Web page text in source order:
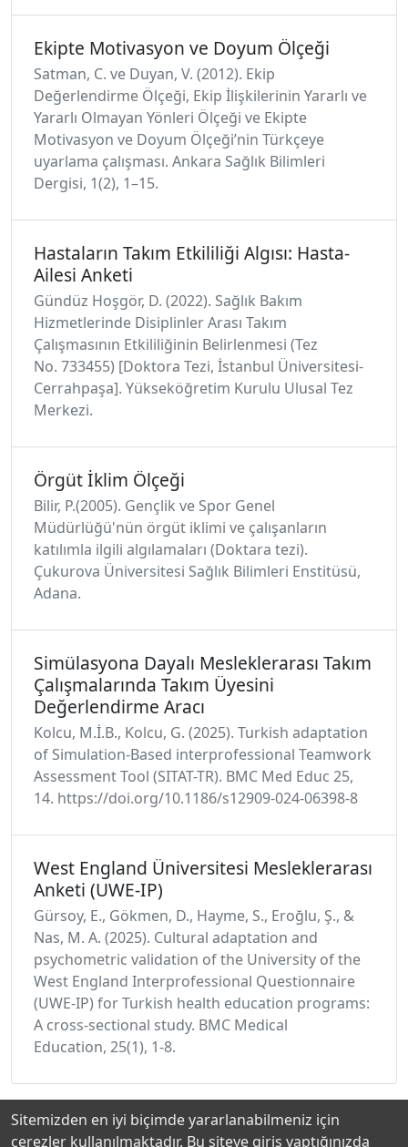
Ekipte Motivasyon ve Doyum Ölçeği
Satman, C. ve Duyan, V. (2012). Ekip
Değerlendirme Ölçeği, Ekip İlişkilerinin Yararlı ve
Yararlı Olmayan Yönleri Ölçeği ve Ekipte
Motivasyon ve Doyum Ölçeği’nin Türkçeye
uyarlama çalışması. Ankara Sağlık Bilimleri
Dergisi, 1(2), 1–15.
Hastaların Takım Etkililiği Algısı: Hasta-
Ailesi Anketi
Gündüz Hoşgör, D. (2022). Sağlık Bakım
Hizmetlerinde Disiplinler Arası Takım
Çalışmasının Etkililiğinin Belirlenmesi (Tez
No. 733455) [Doktora Tezi, İstanbul Üniversitesi-
Cerrahpaşa]. Yükseköğretim Kurulu Ulusal Tez
Merkezi.
Örgüt İklim Ölçeği
Bilir, P.(2005). Gençlik ve Spor Genel
Müdürlüğü'nün örgüt iklimi ve çalışanların
katılımla ilgili algılamaları (Doktara tezi).
Çukurova Üniversitesi Sağlık Bilimleri Enstitüsü,
Adana.
Simülasyona Dayalı Mesleklerarası Takım
Çalışmalarında Takım Üyesini
Değerlendirme Aracı
Kolcu, M.İ.B., Kolcu, G. (2025). Turkish adaptation
of Simulation-Based interprofessional Teamwork
Assessment Tool (SITAT-TR). BMC Med Educ 25,
14. https://doi.org/10.1186/s12909-024-06398-8
West England Üniversitesi Mesleklerarası
Anketi (UWE-IP)
Gürsoy, E., Gökmen, D., Hayme, S., Eroğlu, Ş., &
Nas, M. A. (2025). Cultural adaptation and
psychometric validation of the University of the
West England Interprofessional Questionnaire
(UWE-IP) for Turkish health education programs:
A cross-sectional study. BMC Medical
Education, 25(1), 1-8.
Sitemizden en iyi biçimde yararlanabilmeniz için
çerezler kullanılmaktadır. Bu siteye giriş yaptığınızda